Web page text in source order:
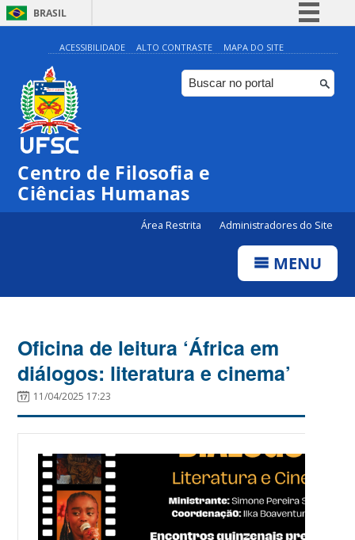
BRASIL
Simplifique!
Comunica BR
Participe
ACESSIBILIDADE ALTO CONTRASTE MAPA DO SITE
Centro de Filosofia e
Ciências Humanas
Área Restrita Administradores do Site
MENU
Oficina de leitura ‘África em
diálogos: literatura e cinema’
11/04/2025 17:23